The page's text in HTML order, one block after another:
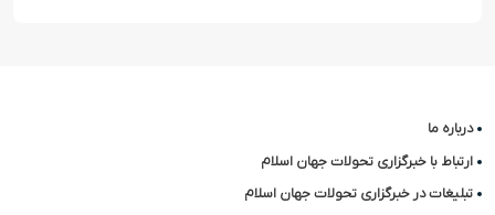
درباره ما
ارتباط با خبرگزاری تحولات جهان اسلام
تبلیغات در خبرگزاری تحولات جهان اسلام